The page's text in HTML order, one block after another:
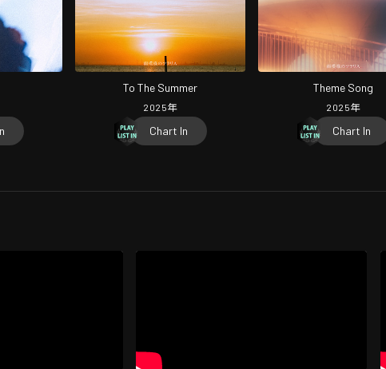
To The Summer
2025年
Chart In
Theme Song
2025年
Chart In